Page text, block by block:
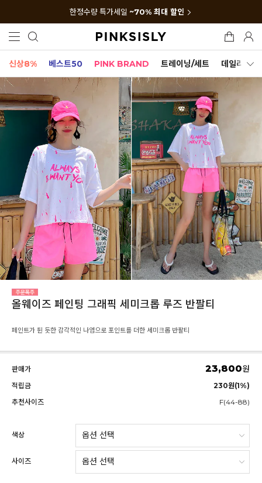
한정수량 특가세일 ~70% 최대 할인
신상8% 베스트50 PINK BRAND 트레이닝/세트 데일리세트
올웨이즈 페인팅 그래픽 세미크롭 루즈 반팔티
페인트가 튄 듯한 감각적인 나염으로 포인트를 더한 세미크롭 반팔티
판매가 23,800원
적립금
230원(1%)
추천사이즈
F(44-88)
색상
사이즈